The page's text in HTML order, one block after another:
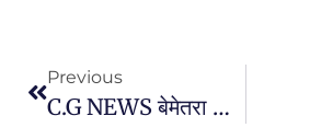
Previous
C.G NEWS बेमेतरा की नर्सरी में 100 गायों की मौत! वीडियो देख मच गया हड़कंप…